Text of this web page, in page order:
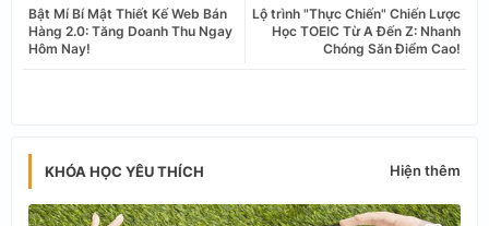
ats
Lộ trình "Thực Chiến" Chiến Lược
Học TOEIC Từ A Đến Z: Nhanh
Chóng Săn Điểm Cao!
Bật Mí Bí Mật Thiết Kế Web Bán
Hàng 2.0: Tăng Doanh Thu Ngay
Hôm Nay!
KHÓA HỌC YÊU THÍCH Hiện thêm